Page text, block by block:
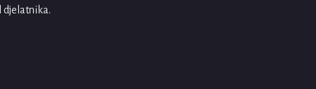
djelatnika.